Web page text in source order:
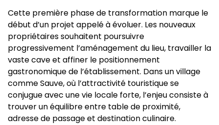
Cette première phase de transformation marque le
début d’un projet appelé à évoluer. Les nouveaux
propriétaires souhaitent poursuivre
progressivement l’aménagement du lieu, travailler la
vaste cave et affiner le positionnement
gastronomique de l’établissement. Dans un village
comme Sauve, où l’attractivité touristique se
conjugue avec une vie locale forte, l’enjeu consiste à
trouver un équilibre entre table de proximité,
adresse de passage et destination culinaire.